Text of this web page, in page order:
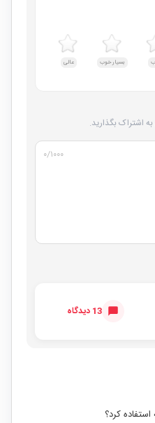
بسیار خوب عالی
اشتراک بگذارید.
۰/۱۰۰۰
13 دیدگاه
کرد؟